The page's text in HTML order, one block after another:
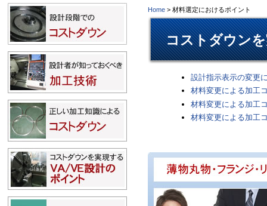
Home> 材料選定におけるポイント
コストダウン
設計指示表示の変更
材料変更による加
材料変更による加
材料変更による加